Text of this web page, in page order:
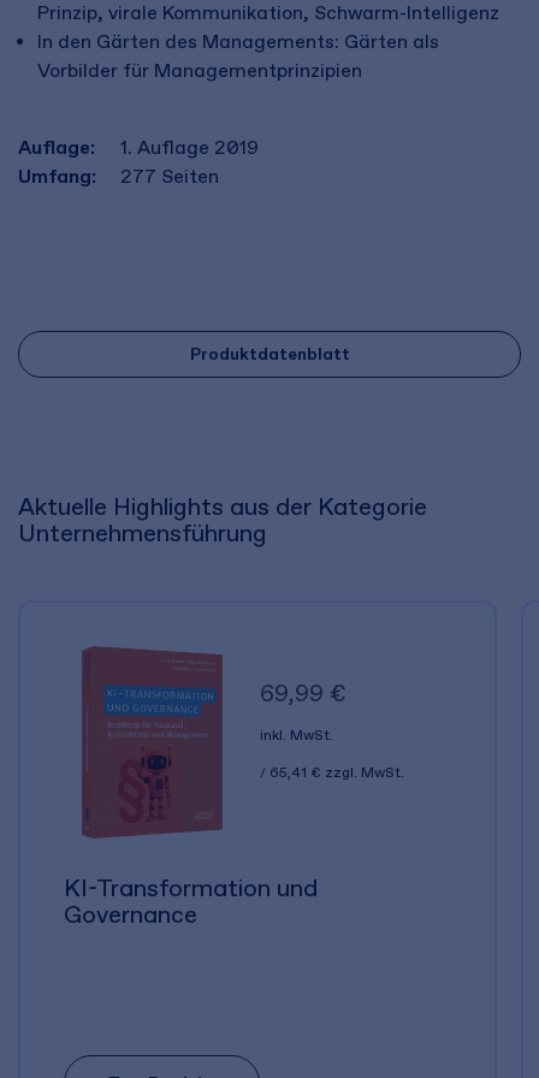
Prinzip, virale Kommunikation, Schwarm-Intelligenz
In den Gärten des Managements: Gärten als
Vorbilder für Managementprinzipien
Auflage:
1. Auflage 2019
Umfang:
277 Seiten
Produktdatenblatt
Aktuelle Highlights aus der Kategorie
Unternehmensführung
69,99 €
inkl. MwSt.
65,41 € zzgl. MwSt.
KI-Transformation und
Governance